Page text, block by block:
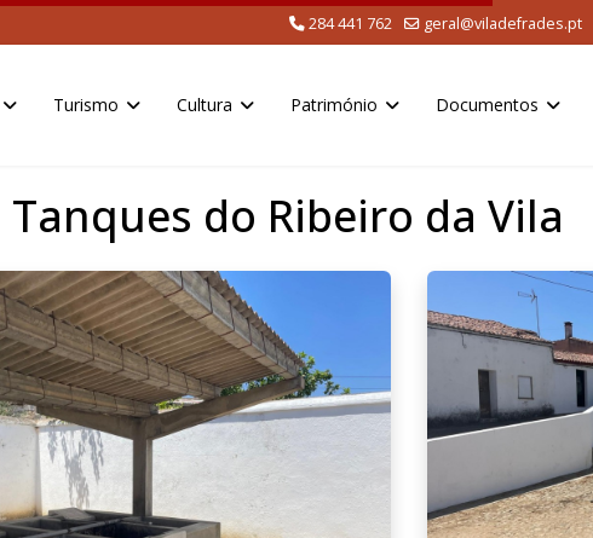
284 441 762 geral@viladefrades.pt
Turismo Cultura Património Documentos
do Ribeiro da Vila